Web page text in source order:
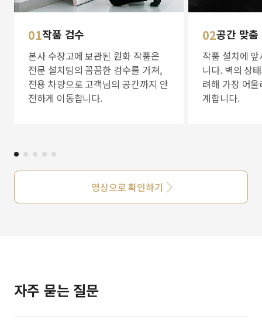
01작품 검수
본사 수장고에 보관된 원화 작품은
전문 설치팀의 꼼꼼한 검수를 거쳐,
전용 차량으로 고객님의 공간까지 안
전하게 이동합니다.
02공간 맞
작품 설치에
니다. 벽의 상
려해 가장 어
계합니다.
영상으로 확인하기
자주 묻는 질문